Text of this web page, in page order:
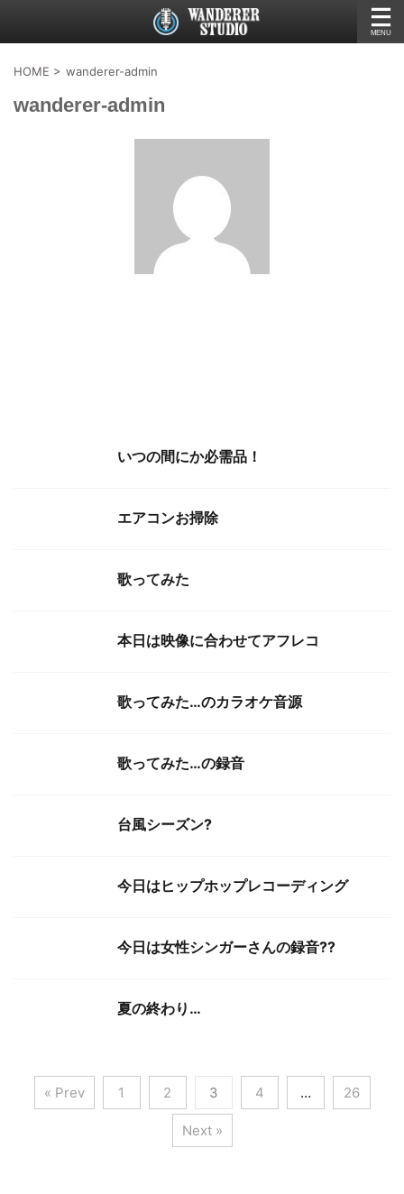
HOME > wanderer-admin
wanderer-admin
いつの間にか必需品！
エアコンお掃除
歌ってみた
本日は映像に合わせてアフレコ
歌ってみた…のカラオケ音源
歌ってみた…の録音
台風シーズン?
今日はヒップホップレコーディング
今日は女性シンガーさんの録音?‍?
夏の終わり…
« Prev 1 2 3 4 … 26
Next »